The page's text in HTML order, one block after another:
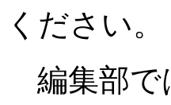
ください。
編集部で